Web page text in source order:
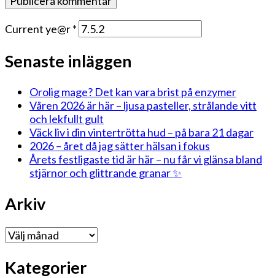
Current ye@r*
Senaste inläggen
Orolig mage? Det kan vara brist på enzymer
Våren 2026 är här – ljusa pasteller, strålande vitt
och lekfullt gult
Väck liv i din vintertrötta hud – på bara 21 dagar
2026 – året då jag sätter hälsan i fokus
Årets festligaste tid är här – nu får vi glänsa bland
stjärnor och glittrande granar ✨
Arkiv
Arkiv
Kategorier